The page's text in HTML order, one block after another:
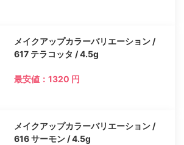
メイクアップカラーバリエーション /
617 テラコッタ / 4.5g
最安値：1320 円
メイクアップカラーバリエーション /
616 サーモン / 4.5g